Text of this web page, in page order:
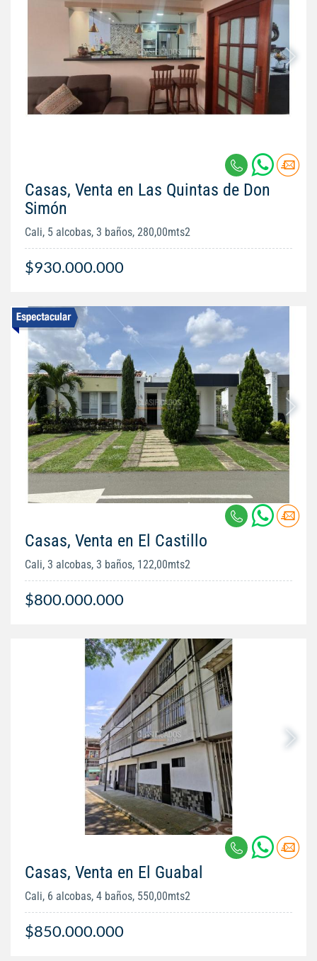
Casas, Venta en Las Quintas de Don
Simón
Cali, 5 alcobas, 3 baños, 280,00mts2
$930.000.000
Casas, Venta en El Castillo
Cali, 3 alcobas, 3 baños, 122,00mts2
$800.000.000
Casas, Venta en El Guabal
Cali, 6 alcobas, 4 baños, 550,00mts2
$850.000.000